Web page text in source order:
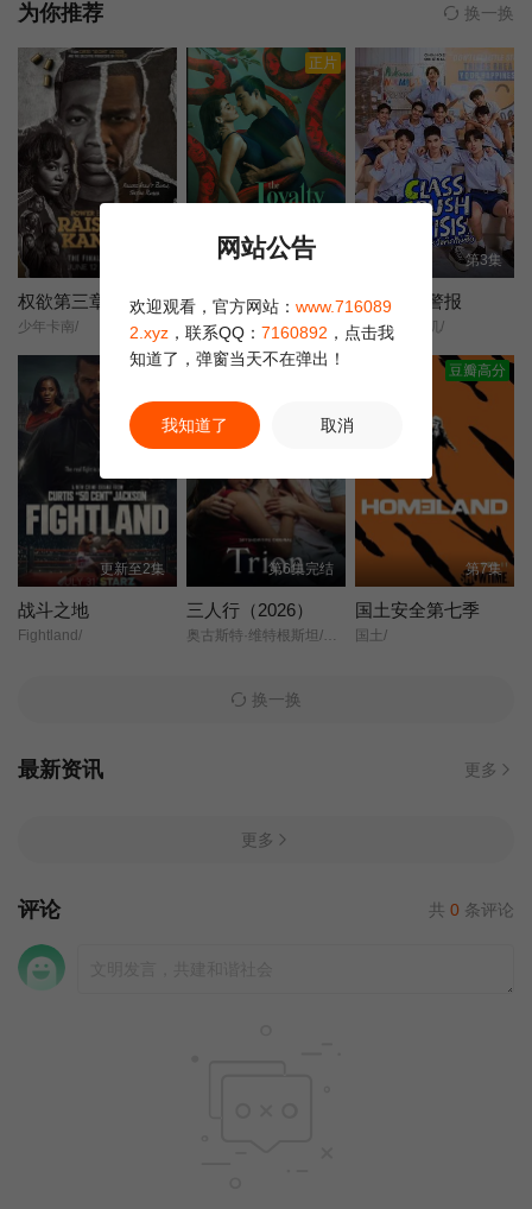
第16集 第17集 第18集
第19集 第20集 第21集
第22集
为你推荐 换一换
第8集完结
权欲第三章第五季
少年卡南/
正片
第12集
The Loyalty Game
第3集
校园恋爱警报
班级暗恋危机/
更新至2集
战斗之地
Fightland/
第6集完结
三人行（2026）
奥古斯特·维特根斯坦/菲力克斯·桑德曼/
豆瓣高分
第7集
国土安全第七季
国土/
换一换
最新资讯 更多
更多
评论 共 0 条评论
网站公告
欢迎观看，官方网站： www.716089
2.xyz ，联系QQ： 7160892 ，点击我
知道了，弹窗当天不在弹出！
我知道了 取消